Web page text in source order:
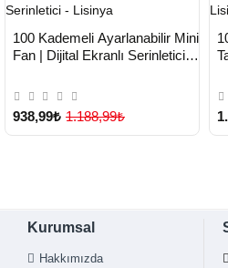
TESLİMAT
Yeni Ürün
100 Kademeli Ayarlanabilir Mini
Fan | Dijital Ekranlı Serinletici -
938,99₺ 1.188,99₺
Kurumsal
Hakkımızda